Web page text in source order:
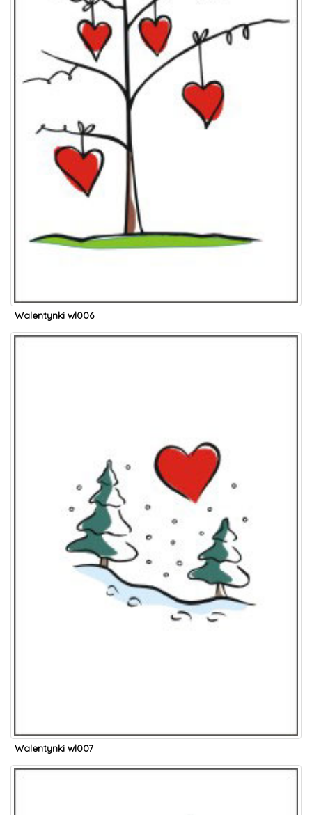
Walentynki wl006
Walentynki wl007